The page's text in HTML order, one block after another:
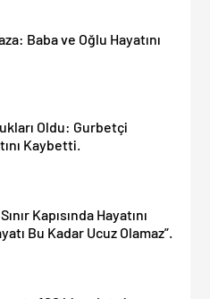
Baba ve Oğlu Hayatını
Oldu: Gurbetçi
Kaybetti.
Kapısında Hayatını
Bu Kadar Ucuz Olamaz”.